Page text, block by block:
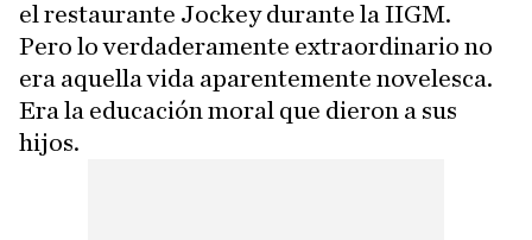
el restaurante Jockey durante la IIGM.
Pero lo verdaderamente extraordinario no
era aquella vida aparentemente novelesca.
Era la educación moral que dieron a sus
hijos.